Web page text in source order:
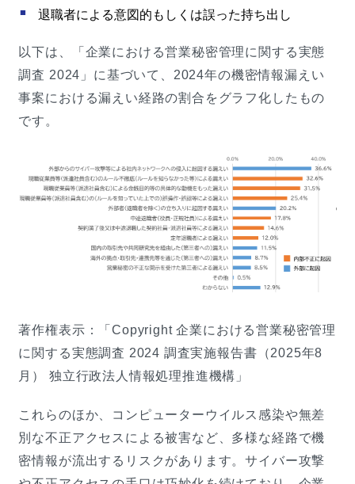
退職者による意図的もしくは誤った持ち出し
以下は、「企業における営業秘密管理に関する実態
調査 2024」に基づいて、2024年の機密情報漏えい
事案における漏えい経路の割合をグラフ化したもの
です。
著作権表示：「Copyright 企業における営業秘密管理
に関する実態調査 2024 調査実施報告書（2025年8
月） 独立行政法人情報処理推進機構」
これらのほか、コンピューターウイルス感染や無差
別な不正アクセスによる被害など、多様な経路で機
密情報が流出するリスクがあります。サイバー攻撃